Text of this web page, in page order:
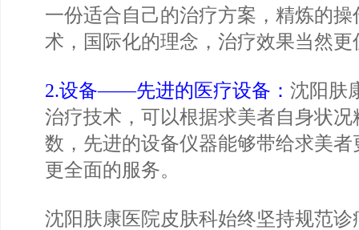
一份适合自己的治疗方案，精炼的
术，国际化的理念，治疗效果当然更
2.设备——先进的医疗设备： 沈阳肤
治疗技术，可以根据求美者自身状
数，先进的设备仪器能够带给求美
更全面的服务。
沈阳肤康医院皮肤科始终坚持规范